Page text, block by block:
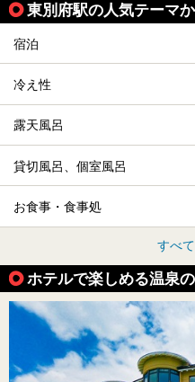
東別府駅の人気テーマ
宿泊
冷え性
露天風呂
貸切風呂、個室風呂
お食事・食事処
すべ
ホテルで楽しめる温泉